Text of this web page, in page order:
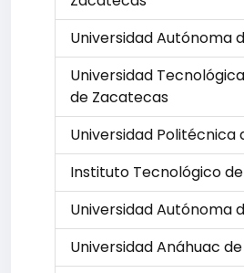
Universidad Autónoma
Universidad
de Zacatecas
Universidad Politécnica
Instituto Tecnológico
Universidad Autónoma
Universidad Anáhuac